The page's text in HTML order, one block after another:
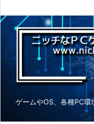
ゲームやOS、各種PC